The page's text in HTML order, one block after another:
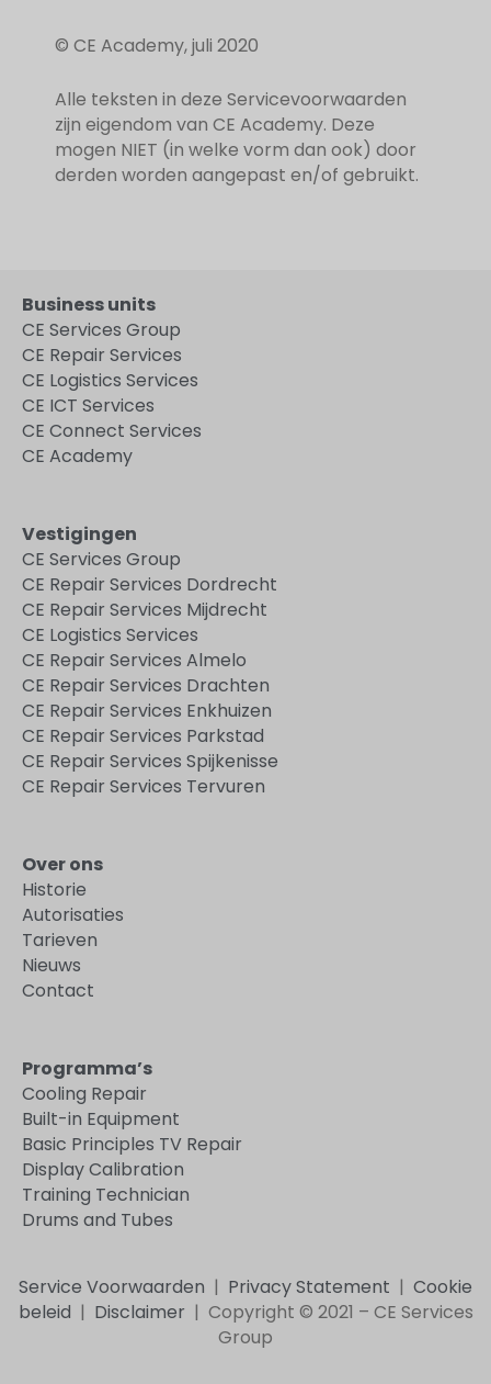
© CE Academy, juli 2020
Alle teksten in deze Servicevoorwaarden
zijn eigendom van CE Academy. Deze
mogen NIET (in welke vorm dan ook) door
derden worden aangepast en/of gebruikt.
Business units
CE Services Group
CE Repair Services
CE Logistics Services
CE ICT Services
CE Connect Services
CE Academy
Vestigingen
CE Services Group
CE Repair Services Dordrecht
CE Repair Services Mijdrecht
CE Logistics Services
CE Repair Services Almelo
CE Repair Services Drachten
CE Repair Services Enkhuizen
CE Repair Services Parkstad
CE Repair Services Spijkenisse
CE Repair Services Tervuren
Over ons
Historie
Autorisaties
Tarieven
Nieuws
Contact
Programma’s
Cooling Repair
Built-in Equipment
Basic Principles TV Repair
Display Calibration
Training Technician
Drums and Tubes
Service Voorwaarden | Privacy Statement | Cookie
beleid | Disclaimer | Copyright © 2021 – CE Services
Group